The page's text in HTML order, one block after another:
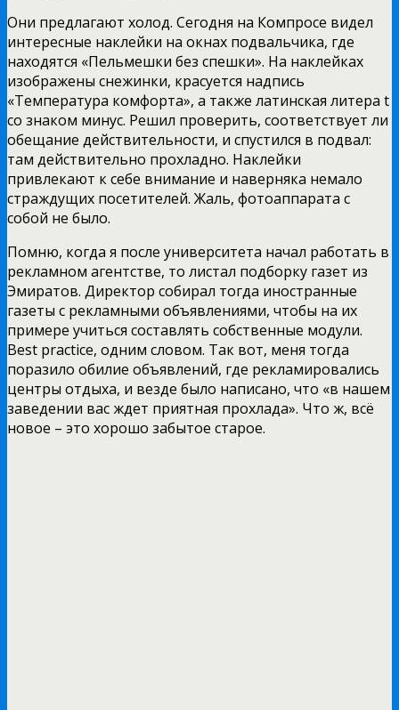
Они предлагают холод. Сегодня на Компросе видел
интересные наклейки на окнах подвальчика, где
находятся «Пельмешки без спешки». На наклейках
изображены снежинки, красуется надпись
«Температура комфорта», а также латинская литера t
со знаком минус. Решил проверить, соответствует ли
обещание действительности, и спустился в подвал:
там действительно прохладно. Наклейки
привлекают к себе внимание и наверняка немало
страждущих посетителей. Жаль, фотоаппарата с
собой не было.
Помню, когда я после университета начал работать в
рекламном агентстве, то листал подборку газет из
Эмиратов. Директор собирал тогда иностранные
газеты с рекламными объявлениями, чтобы на их
примере учиться составлять собственные модули.
Best practice, одним словом. Так вот, меня тогда
поразило обилие объявлений, где рекламировались
центры отдыха, и везде было написано, что «в нашем
заведении вас ждет приятная прохлада». Что ж, всё
новое – это хорошо забытое старое.